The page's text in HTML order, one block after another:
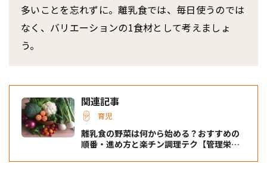
多いことを忘れずに。離乳食では、毎日使うのでは
なく、バリエーションの1食材として考えましょ
う。
関連記事
育児
離乳食の野菜は何から始める？おすすめの
順番・進め方と楽チン調理テク【管理栄養